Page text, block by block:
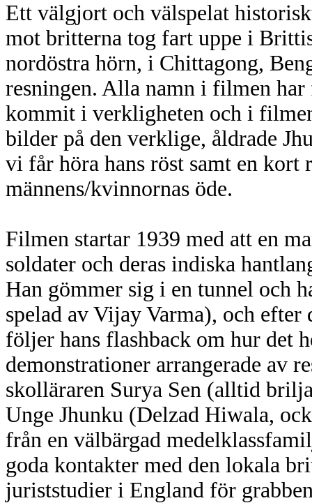
Ett välgjort och välspelat
mot britterna tog fart uppe i
nordöstra hörn, i Chittagong,
resningen. Alla namn i filmen har
kommit i verkligheten och i
bilder på den verklige, åldrade
vi får höra hans röst samt en kort
männens/kvinnornas öde.
Filmen startar 1939 med att en
soldater och deras indiska
Han gömmer sig i en tunnel och
spelad av Vijay Varma), och efter
följer hans flashback om hur det
demonstrationer arrangerade av
skolläraren Surya Sen (alltid
Unge Jhunku (Delzad Hiwala,
från en välbärgad
goda kontakter med den lokala
juriststudier i England för